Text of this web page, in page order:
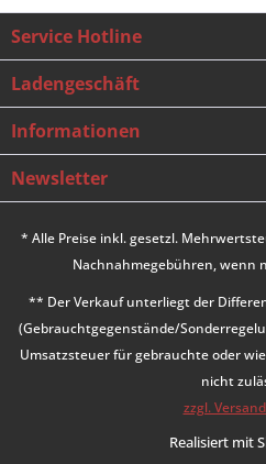
Service Hotline
Ladengeschäft
Informationen
Newsletter
* Alle Preise inkl. gesetzl.
Nachnahmegebühren, wenn
** Der Verkauf unterliegt der
(Gebrauchtgegenstände/
Umsatzsteuer für gebrauchte oder
nicht
zzgl.
Realisiert mit